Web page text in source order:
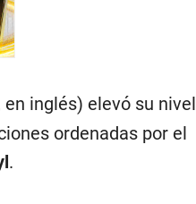
en inglés) elevó su nivel
ordenadas por el
.